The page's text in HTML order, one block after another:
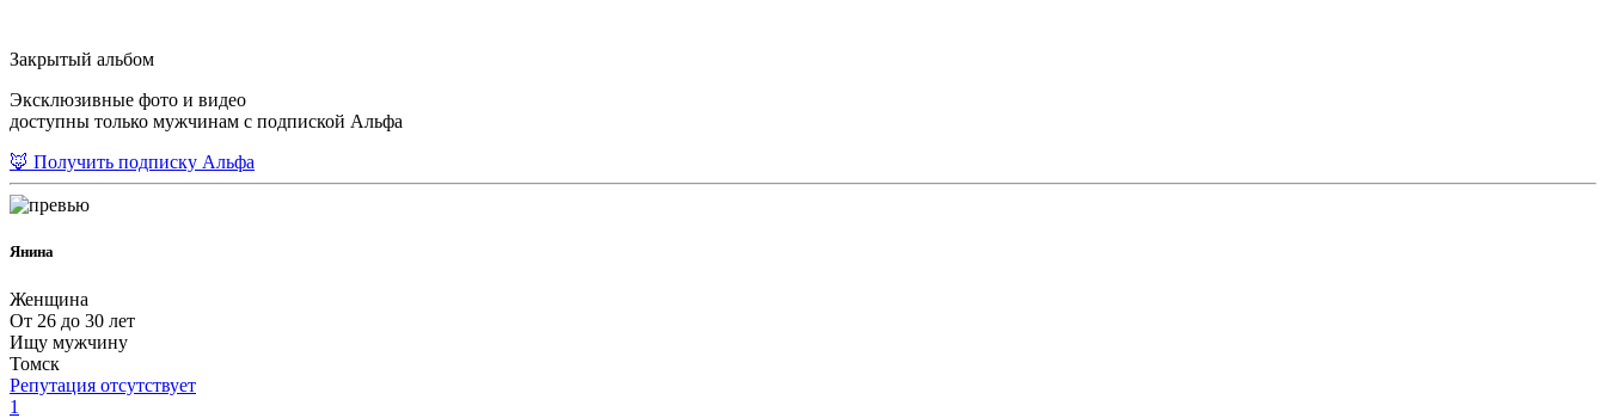
Закрытый альбом
Эксклюзивные фото и видео
доступны только мужчинам с подпиской Альфа
🦊 Получить подписку Альфа
Янина
Женщина
От 26 до 30 лет
Ищу мужчину
Томск
Репутация отсутствует
1